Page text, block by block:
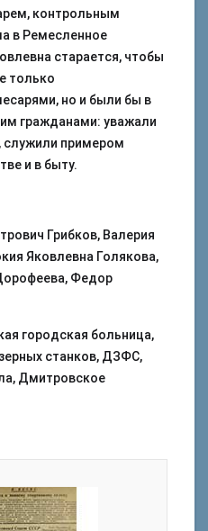
контрольным
в Ремесленное
старается, чтобы
только
но и были бы в
гражданами: уважали
служили примером
и в быту.
Грибков, Валерия
Яковлевна Голякова,
Федор
городская больница,
станков, ДЗФС,
Дмитровское